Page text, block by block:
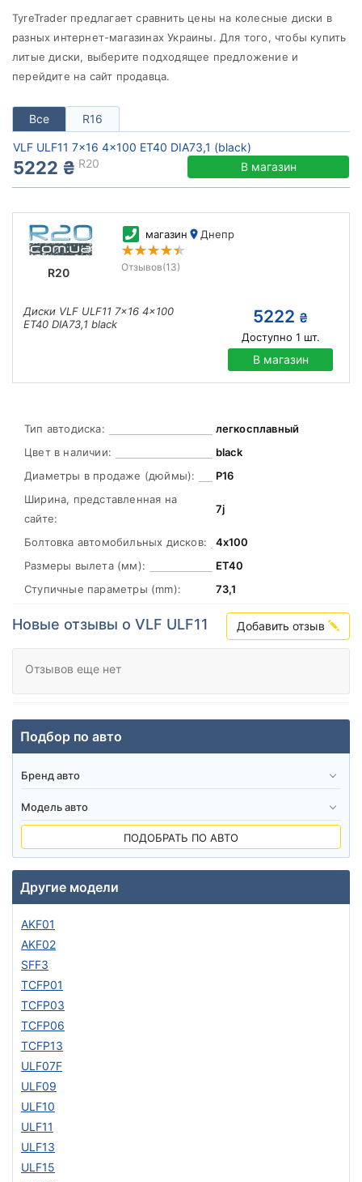
TyreTrader предлагает сравнить цены на колесные диски в
разных интернет-магазинах Украины. Для того, чтобы купить
литые диски, выберите подходящее предложение и
перейдите на сайт продавца.
Все R16
VLF ULF11 7x16 4x100 ET40 DIA73,1 (black)
5222 ₴ R20 В магазин
R20
магазин Днепр
Отзывов(13)
Диски VLF ULF11 7x16 4x100
ET40 DIA73,1 black
5222 ₴
Доступно 1 шт.
В магазин
Тип автодиска:
легкосплавный
Цвет в наличии:
black
Диаметры в продаже (дюймы):
Р16
Ширина, представленная на
сайте:
7j
Болтовка автомобильных дисков:
4х100
Размеры вылета (мм):
ЕТ40
Ступичные параметры (mm):
73,1
Новые отзывы о VLF ULF11 Добавить отзыв
Отзывов еще нет
от до
Все бренды
Тип диска
Сбросить
Подбор по авто
ПОДОБРАТЬ ПО АВТО
Другие модели
AKF01
AKF02
SFF3
TCFP01
TCFP03
TCFP06
TCFP13
ULF07F
ULF09
ULF10
ULF11
ULF13
ULF15